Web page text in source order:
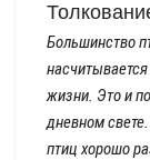
Большинство
жизни. Это и
дневном
птиц хорошо